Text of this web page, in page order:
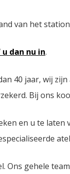
van het
dan nu in.
40 jaar, wij
Bij ons
en u te
gehele